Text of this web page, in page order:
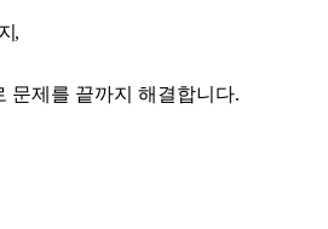
,
문제를 끝까지 해결합니다.